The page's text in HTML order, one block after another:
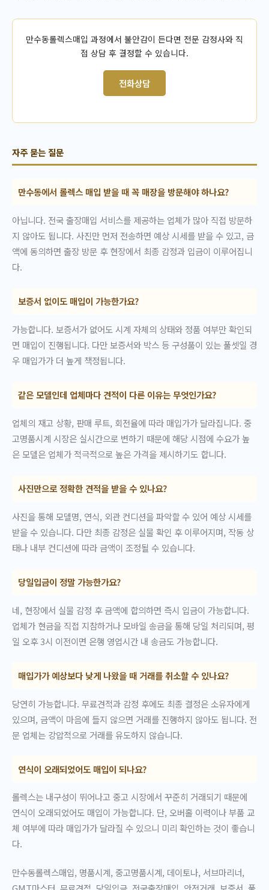
만수동롤렉스매입 과정에서 불안감이 든다면 전문 감정사와 직
접 상담 후 결정할 수 있습니다.
전화상담
자주 묻는 질문
만수동에서 롤렉스 매입 받을 때 꼭 매장을 방문해야 하나요?
아닙니다. 전국 출장매입 서비스를 제공하는 업체가 많아 직접 방문하
지 않아도 됩니다. 사진만 먼저 전송하면 예상 시세를 받을 수 있고, 금
액에 동의하면 출장 방문 후 현장에서 최종 감정과 입금이 이루어집니
다.
보증서 없이도 매입이 가능한가요?
가능합니다. 보증서가 없어도 시계 자체의 상태와 정품 여부만 확인되
면 매입이 진행됩니다. 다만 보증서와 박스 등 구성품이 있는 풀셋일 경
우 매입가가 더 높게 책정됩니다.
같은 모델인데 업체마다 견적이 다른 이유는 무엇인가요?
업체의 재고 상황, 판매 루트, 회전율에 따라 매입가가 달라집니다. 중
고명품시계 시장은 실시간으로 변하기 때문에 해당 시점에 수요가 높
은 모델은 업체가 적극적으로 높은 가격을 제시하기도 합니다.
사진만으로 정확한 견적을 받을 수 있나요?
사진을 통해 모델명, 연식, 외관 컨디션을 파악할 수 있어 예상 시세를
받을 수 있습니다. 다만 최종 감정은 실물 확인 후 이루어지며, 작동 상
태나 내부 컨디션에 따라 금액이 조정될 수 있습니다.
당일입금이 정말 가능한가요?
네, 현장에서 실물 감정 후 금액에 합의하면 즉시 입금이 가능합니다.
업체가 현금을 직접 지참하거나 모바일 송금을 통해 당일 처리되며, 평
일 오후 3시 이전이면 은행 영업시간 내 송금도 가능합니다.
매입가가 예상보다 낮게 나왔을 때 거래를 취소할 수 있나요?
당연히 가능합니다. 무료견적과 감정 후에도 최종 결정은 소유자에게
있으며, 금액이 마음에 들지 않으면 거래를 진행하지 않아도 됩니다. 전
문 업체는 강압적으로 거래를 유도하지 않습니다.
연식이 오래되었어도 매입이 되나요?
롤렉스는 내구성이 뛰어나고 중고 시장에서 꾸준히 거래되기 때문에
연식이 오래되었어도 매입이 가능합니다. 단, 오버홀 이력이나 부품 교
체 여부에 따라 매입가가 달라질 수 있으니 미리 확인하는 것이 좋습니
다.
만수동롤렉스매입, 명품시계, 중고명품시계, 데이토나, 서브마리너,